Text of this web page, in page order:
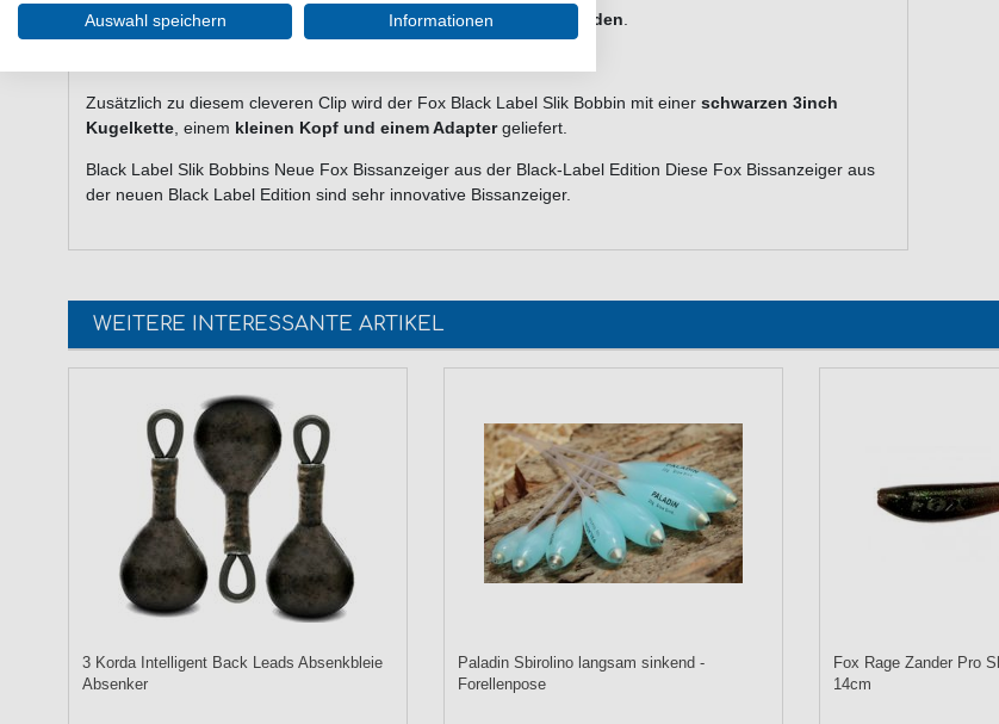
Alternativ kann der Clip auch traditionell freilaufend genutzt werden
Zusätzlich zu diesem cleveren Clip wird der Fox Black Label Slik Bobbin mit einer schwarzen 3inch
Kugelkette , einem kleinen Kopf und einem Adaptergeliefert.
Black Label Slik Bobbins Neue Fox Bissanzeiger aus der Black-Label Edition Diese Fox Bissanzeiger aus
der neuen Black Label Edition sind sehr innovative Bissanzeiger.
WEITERE INTERESSANTE ARTIKEL
3 Korda Intelligent Back Leads Absenkbleie
Absenker
Paladin Sbirolino langsam sinkend -
Forellenpose
Fox Rage Zander Pro
14cm
Auswahl speichern Informationen